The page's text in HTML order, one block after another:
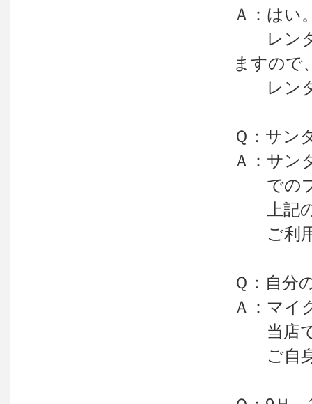
Ａ：はい
レンタ
ますので
レンタ
Ｑ：サン
Ａ：サン
でのプ
上記の
ご利用
Ｑ：自分
Ａ：マイ
当店で
ご自身